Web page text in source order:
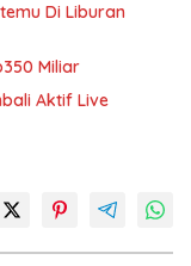
Di Liburan
Miliar
Aktif Live